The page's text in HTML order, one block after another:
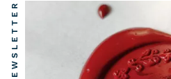
NEWSLETTER